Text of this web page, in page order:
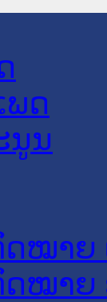
ພດ
ນູນ
ໝາຍ
ໝາຍ